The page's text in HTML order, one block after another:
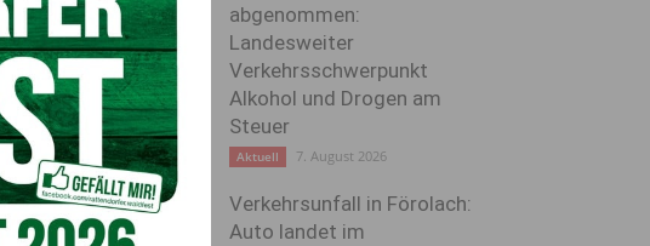
abgenommen:
Landesweiter
Verkehrsschwerpunkt
Alkohol und Drogen am
Steuer
Aktuell 7. August 2026
Verkehrsunfall in Förolach:
Auto landet im